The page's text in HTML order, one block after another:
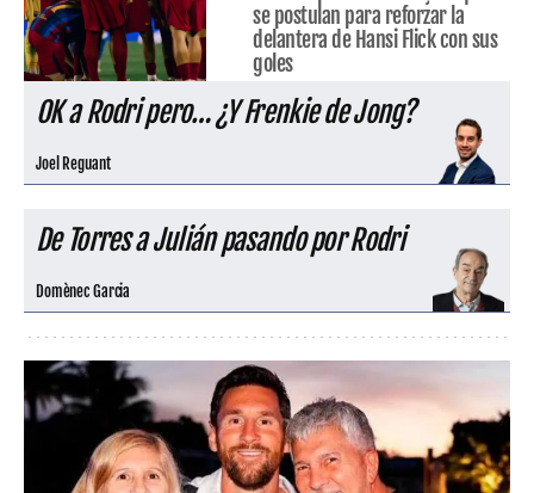
se postulan para reforzar la
delantera de Hansi Flick con sus
goles
OK a Rodri pero… ¿Y Frenkie de Jong?
Joel Reguant
De Torres a Julián pasando por Rodri
Domènec Garcia